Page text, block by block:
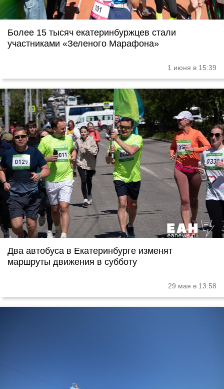
Более 15 тысяч екатеринбуржцев стали
участниками «Зеленого Марафона»
1 июня в 15:39
Два автобуса в Екатеринбурге изменят
маршруты движения в субботу
29 мая в 13:58